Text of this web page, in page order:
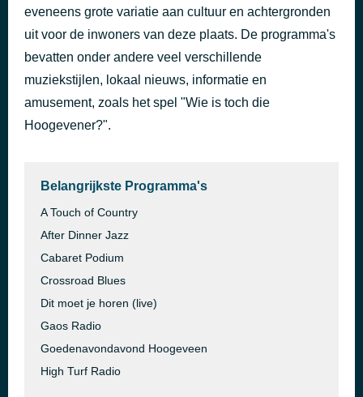
Darkness
Perkele
4 dagen geleden
eveneens grote variatie aan cultuur en achtergronden
uit voor de inwoners van deze plaats. De programma's
bevatten onder andere veel verschillende
muziekstijlen, lokaal nieuws, informatie en
amusement, zoals het spel "Wie is toch die
Hoogevener?".
Belangrijkste Programma's
A Touch of Country
After Dinner Jazz
Cabaret Podium
Crossroad Blues
Dit moet je horen (live)
Gaos Radio
Goedenavondavond Hoogeveen
High Turf Radio